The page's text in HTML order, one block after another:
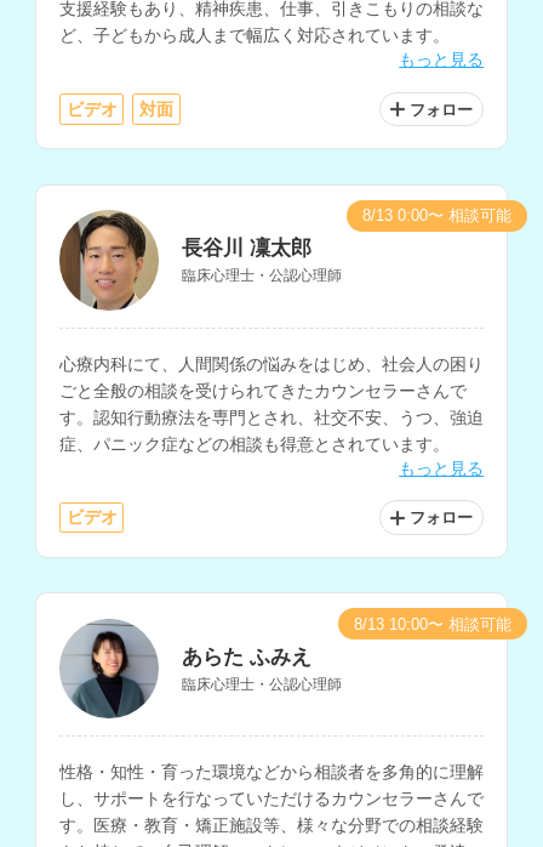
支援経験もあり、精神疾患、仕事、引きこもりの相談な
ど、子どもから成人まで幅広く対応されています。
もっと見る
ビデオ 対面 フォロー
長谷川 凜太郎
臨床心理士・公認心理師
心療内科にて、人間関係の悩みをはじめ、社会人の困り
ごと全般の相談を受けられてきたカウンセラーさんで
す。認知行動療法を専門とされ、社交不安、うつ、強迫
症、パニック症などの相談も得意とされています。
もっと見る
ビデオ フォロー
8/13 0:00〜 相談可能
あらた ふみえ
臨床心理士・公認心理師
性格・知性・育った環境などから相談者を多角的に理解
し、サポートを行なっていただけるカウンセラーさんで
す。医療・教育・矯正施設等、様々な分野での相談経験
8/13 10:00〜 相談可能